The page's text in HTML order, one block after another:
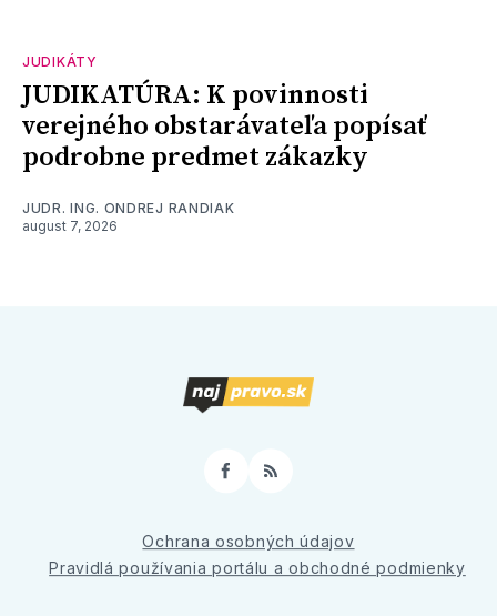
JUDIKÁTY
JUDIKATÚRA: K povinnosti
verejného obstarávateľa popísať
podrobne predmet zákazky
JUDR. ING. ONDREJ RANDIAK
august 7, 2026
Facebook
RSS
Ochrana osobných údajov
Pravidlá používania portálu a obchodné podmienky